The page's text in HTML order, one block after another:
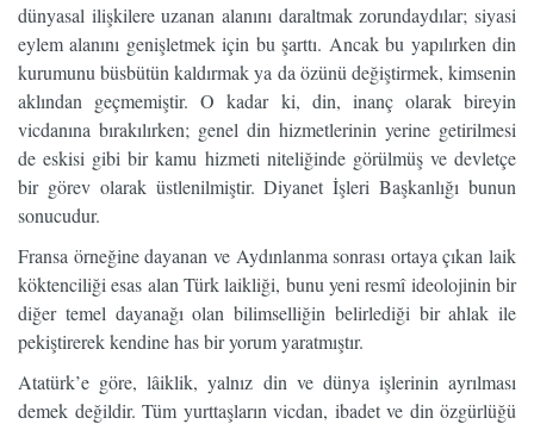
dünyasal ilişkilere uzanan alanını daraltmak zorundaydılar; siyasi
eylem alanını genişletmek için bu şarttı. Ancak bu yapılırken din
kurumunu büsbütün kaldırmak ya da özünü değiştirmek, kimsenin
aklından geçmemiştir. O kadar ki, din, inanç olarak bireyin
vicdanına bırakılırken; genel din hizmetlerinin yerine getirilmesi
de eskisi gibi bir kamu hizmeti niteliğinde görülmüş ve devletçe
bir görev olarak üstlenilmiştir. Diyanet İşleri Başkanlığı bunun
sonucudur.
Fransa örneğine dayanan ve Aydınlanma sonrası ortaya çıkan laik
köktenciliği esas alan Türk laikliği, bunu yeni resmî ideolojinin bir
diğer temel dayanağı olan bilimselliğin belirlediği bir ahlak ile
pekiştirerek kendine has bir yorum yaratmıştır.
Atatürk’e göre, lâiklik, yalnız din ve dünya işlerinin ayrılması
demek değildir. Tüm yurttaşların vicdan, ibadet ve din özgürlüğü